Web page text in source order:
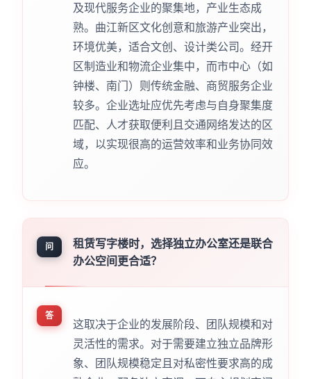
及现代服务企业的聚集地，产业生态成
熟。曲江新区文化创意和旅游产业突出，
环境优美，适合文创、设计类公司。经开
区制造业和物流企业集中，而市中心（如
钟楼、南门）则传统金融、商贸服务企业
较多。企业选址应优先考虑与自身聚集度
匹配、人才获取便利且交通网络发达的区
域，以实现很高的运营效率和业务协同效
应。
问
租赁写字楼时，选择独立办公室还是联合
办公空间更合适？
答
这取决于企业的发展阶段、团队规模和对
灵活性的需求。对于需要建立独立品牌形
象、团队规模稳定且对私密性要求高的成